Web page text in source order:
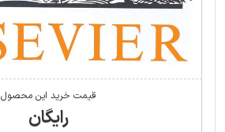
قیمت خرید این محصول
رایگان